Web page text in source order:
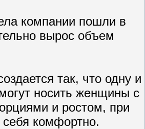
компании пошли в
вырос объем
так, что одну и
носить женщины с
и ростом, при
себя комфортно.